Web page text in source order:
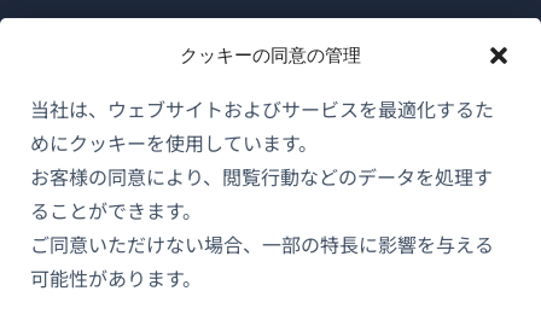
クッキーの同意の管理
当社は、ウェブサイトおよびサービスを最適化するた
めにクッキーを使用しています。
お客様の同意により、閲覧行動などのデータを処理す
ることができます。
ご同意いただけない場合、一部の特長に影響を与える
可能性があります。
WPMLについて
GDPRおよびプライバシーポリシー
チームに参加（新